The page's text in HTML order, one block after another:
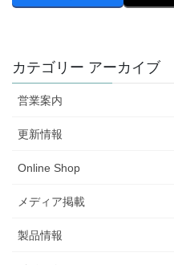
カテゴリー アーカイブ
営業案内
更新情報
Online Shop
メディア掲載
製品情報